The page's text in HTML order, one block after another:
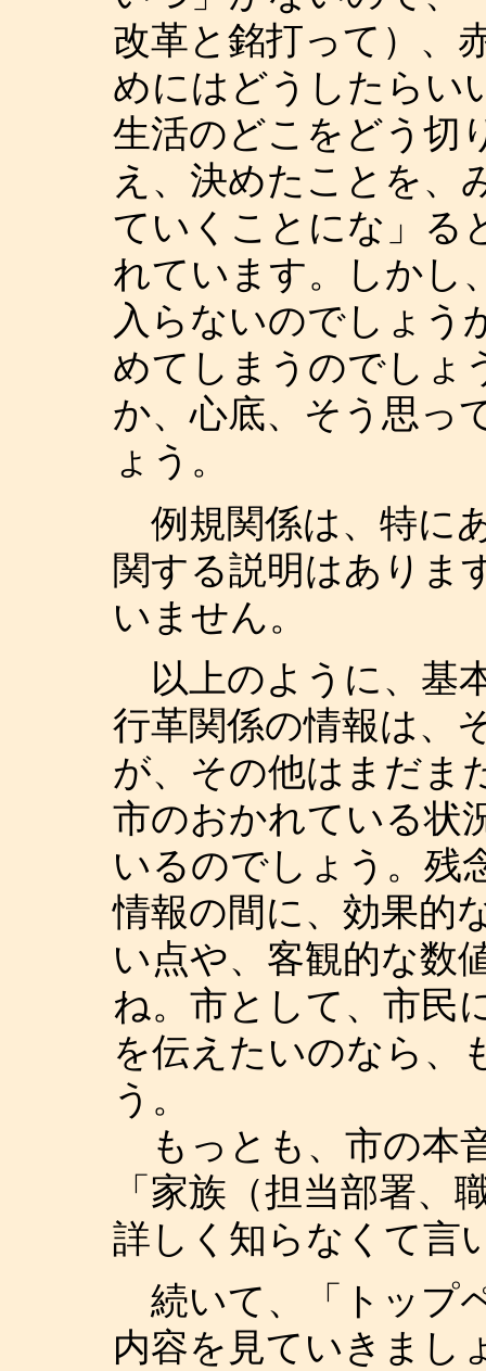
改革と銘打って）、
めにはどうしたらい
生活のどこをどう切
え、決めたことを、
ていくことにな」る
れています。しかし
入らないのでしょう
めてしまうのでしょ
か、心底、そう思っ
ょう。
例規関係は、特に
関する説明はありま
いません。
以上のように、基
行革関係の情報は、
が、その他はまだま
市のおかれている状
いるのでしょう。残
情報の間に、効果的
い点や、客観的な数
ね。市として、市民
を伝えたいのなら、
う。
もっとも、市の本
「家族（担当部署、
詳しく知らなくて言
続いて、「トップ
内容を見ていきま